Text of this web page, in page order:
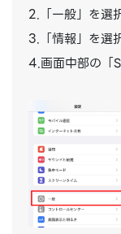
2.「一般」を選
3.「情報」を選
4.画面中部の「